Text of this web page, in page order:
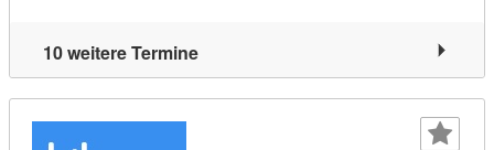
10 weitere Termine